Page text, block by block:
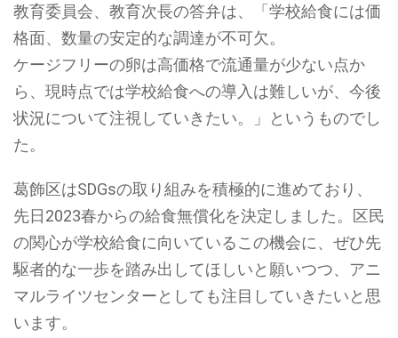
教育委員会、教育次長の答弁は、「学校給食には価
格面、数量の安定的な調達が不可欠。
ケージフリーの卵は高価格で流通量が少ない点か
ら、現時点では学校給食への導入は難しいが、今後
状況について注視していきたい。」というものでし
た。
葛飾区はSDGsの取り組みを積極的に進めており、
先日2023春からの給食無償化を決定しました。区民
の関心が学校給食に向いているこの機会に、ぜひ先
駆者的な一歩を踏み出してほしいと願いつつ、アニ
マルライツセンターとしても注目していきたいと思
います。